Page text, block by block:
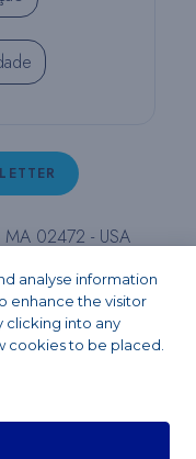
02472 - USA
- F (617) 926-
YouTube
analyse information
enhance the visitor
clicking into any
cookies to be placed.